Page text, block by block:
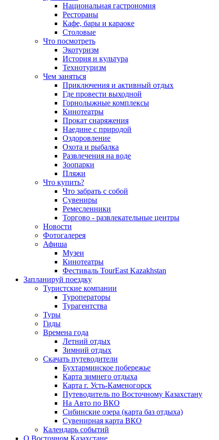
Национальная гастрономия
Рестораны
Кафе, бары и караоке
Столовые
Что посмотреть
Экотуризм
История и культура
Технотуризм
Чем заняться
Приключения и активный отдых
Где провести выходной
Горнолыжные комплексы
Кинотеатры
Прокат снаряжения
Наедине с природой
Оздоровление
Охота и рыбалка
Развлечения на воде
Зоопарки
Пляжи
Что купить?
Что забрать с собой
Сувениры
Ремесленники
Торгово - развлекательные центры
Новости
Фотогалерея
Афиша
Музеи
Кинотеатры
Фестиваль TourEast Kazakhstan
Запланируй поездку
Туристские компании
Туроператоры
Турагентства
Туры
Гиды
Времена года
Летний отдых
Зимний отдых
Скачать путеводители
Бухтарминское побережье
Карта зимнего отдыха
Карта г. Усть-Каменогорск
Путеводитель по Восточному Казахстану
На Авто по ВКО
Сибинские озера (карта баз отдыха)
Сувенирная карта ВКО
Календарь событий
О Восточном Казахстане